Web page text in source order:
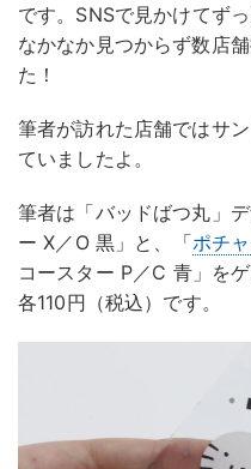
です。SNSで見かけてず
なかなか見つからず数店
た！
筆者が訪れた店舗ではサ
ていましたよ。
筆者は「バッドばつ丸」
ー X／O 黒」と、「ポチ
コースター P／C 青」を
各110円（税込）です。